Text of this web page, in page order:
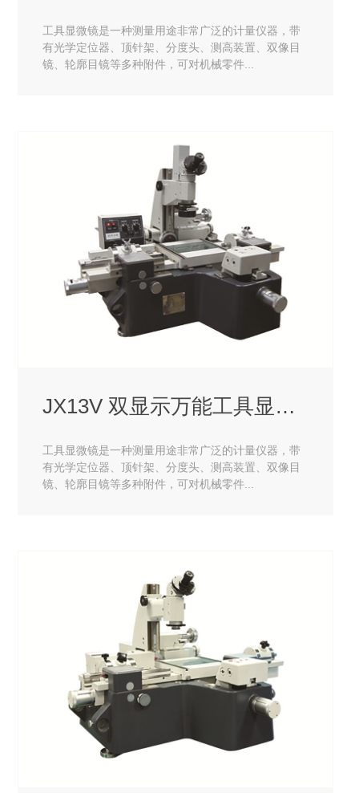
工具显微镜是一种测量用途非常广泛的计量仪器，带
有光学定位器、顶针架、分度头、测高装置、双像目
镜、轮廓目镜等多种附件，可对机械零件...
JX13V 双显示万能工具显微镜
工具显微镜是一种测量用途非常广泛的计量仪器，带
有光学定位器、顶针架、分度头、测高装置、双像目
镜、轮廓目镜等多种附件，可对机械零件...